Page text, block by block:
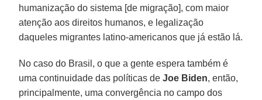
humanização do sistema [de migração], com maior
atenção aos direitos humanos, e legalização
daqueles migrantes latino-americanos que já estão lá.
No caso do Brasil, o que a gente espera também é
uma continuidade das políticas deJoe Biden, então,
principalmente, uma convergência no campo dos